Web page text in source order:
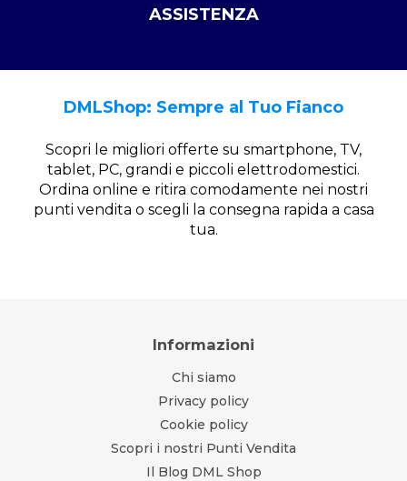
ASSISTENZA
DMLShop: Sempre al Tuo Fianco
Scopri le migliori offerte su smartphone, TV,
tablet, PC, grandi e piccoli elettrodomestici.
Ordina online e ritira comodamente nei nostri
punti vendita o scegli la consegna rapida a casa
tua.
Informazioni
Chi siamo
Privacy policy
Cookie policy
Scopri i nostri Punti Vendita
Il Blog DML Shop